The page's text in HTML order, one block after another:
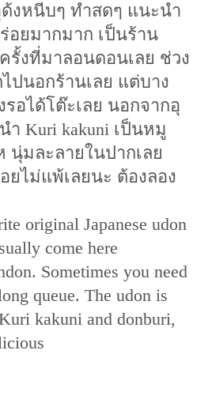
งหนีบๆ ทำสดๆ แนะนำ
อยมากมาก เป็นร้าน
รั้งที่มาลอนดอนเลย ช่วง
ปนอกร้านเลย แต่บาง
อได้โต๊ะเลย นอกจากอุ
ำ Kuri kakuni เป็นหมู
มละลายในปากเลย
ยไม่แพ้เลยนะ ต้องลอง
original Japanese udon
come here
Sometimes you need
queue. The udon is
kakuni and donburi,